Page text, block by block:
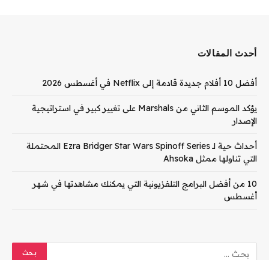
أحدث المقالات
أفضل 10 أفلام جديدة قادمة إلى Netflix في أغسطس 2026
يؤكد الموسم الثاني من Marshals على تغيير كبير في استراتيجية
الإصدار
أحداث حية لـ Ezra Bridger Star Wars Spinoff Series المحتملة
التي تناولها ممثل Ahsoka
10 من أفضل البرامج التلفزيونية التي يمكنك مشاهدتها في شهر
أغسطس